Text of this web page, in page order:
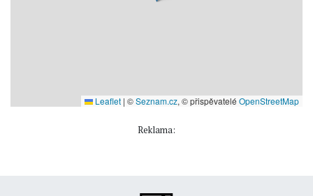
Leaflet | ©Seznam.cz, © přispěvatelé OpenStreetMap
Reklama: